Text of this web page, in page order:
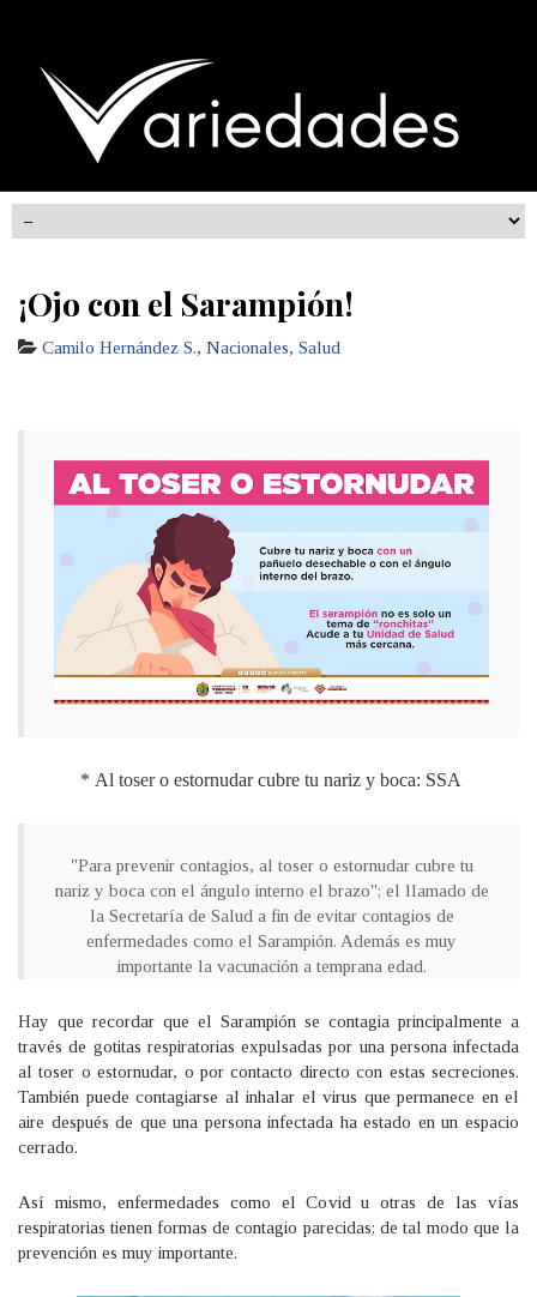
¡Ojo con el Sarampión!
Camilo Hernández S., Nacionales, Salud
* Al toser o estornudar cubre tu nariz y boca: SSA
"Para prevenir contagios, al toser o estornudar cubre tu
nariz y boca con el ángulo interno el brazo"; el llamado de
la Secretaría de Salud a fin de evitar contagios de
enfermedades como el Sarampión. Además es muy
importante la vacunación a temprana edad.
Hay que recordar que el Sarampión se contagia principalmente a
través de gotitas respiratorias expulsadas por una persona infectada
al toser o estornudar, o por contacto directo con estas secreciones.
También puede contagiarse al inhalar el virus que permanece en el
aire después de que una persona infectada ha estado en un espacio
cerrado.
Así mismo, enfermedades como el Covid u otras de las vías
respiratorias tienen formas de contagio parecidas; de tal modo que la
prevención es muy importante.